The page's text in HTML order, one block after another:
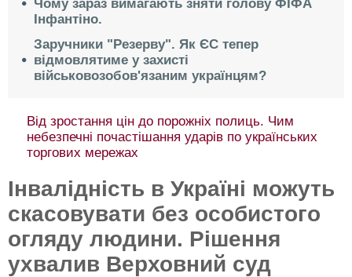
Чому зараз вимагають зняти голову ФІФА
Інфантіно.
Заручники "Резерву". Як ЄС тепер
відмовлятиме у захисті
військовозобов'язаним українцям?
Від зростання цін до порожніх полиць. Чим
небезпечні почастішання ударів по українських
торгових мережах
Інвалідність в Україні можуть
скасовувати без особистого
огляду людини. Рішення
ухвалив Верховний суд